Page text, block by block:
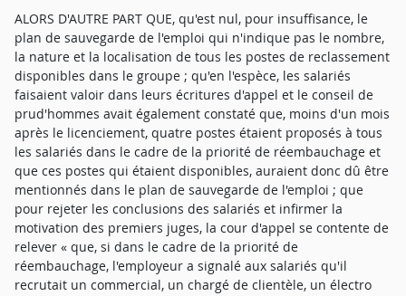
ALORS D'AUTRE PART QUE, qu'est nul, pour insuffisance, le
plan de sauvegarde de l'emploi qui n'indique pas le nombre,
la nature et la localisation de tous les postes de reclassement
disponibles dans le groupe ; qu'en l'espèce, les salariés
faisaient valoir dans leurs écritures d'appel et le conseil de
prud'hommes avait également constaté que, moins d'un mois
après le licenciement, quatre postes étaient proposés à tous
les salariés dans le cadre de la priorité de réembauchage et
que ces postes qui étaient disponibles, auraient donc dû être
mentionnés dans le plan de sauvegarde de l'emploi ; que
pour rejeter les conclusions des salariés et infirmer la
motivation des premiers juges, la cour d'appel se contente de
relever « que, si dans le cadre de la priorité de
réembauchage, l'employeur a signalé aux salariés qu'il
recrutait un commercial, un chargé de clientèle, un électro